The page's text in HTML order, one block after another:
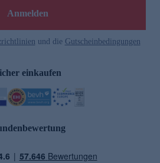
Anmelden
und die Gutscheinbedingungen
einkaufen